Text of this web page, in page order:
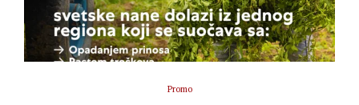
Promo